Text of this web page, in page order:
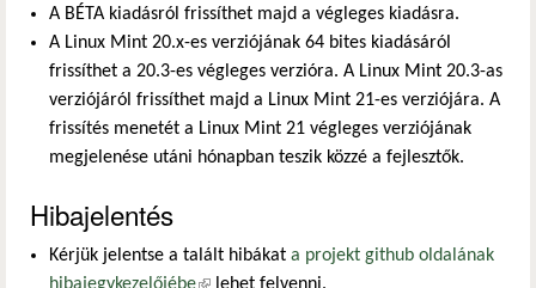
A BÉTA kiadásról frissíthet majd a végleges kiadásra.
A Linux Mint 20.x-es verziójának 64 bites kiadásáról
frissíthet a 20.3-es végleges verzióra. A Linux Mint 20.3-as
verziójáról frissíthet majd a Linux Mint 21-es verziójára. A
frissítés menetét a Linux Mint 21 végleges verziójának
megjelenése utáni hónapban teszik közzé a fejlesztők.
Hibajelentés
Kérjük jelentse a talált hibákat a projekt github oldalának
hibajegykezelőjébe(külső hivatkozás)
lehet felvenni.